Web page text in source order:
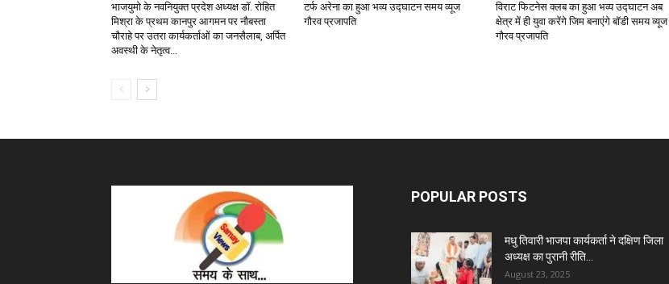
भाजयुमो के नवनियुक्त प्रदेश अध्यक्ष डॉ. रोहित
मिश्रा के प्रथम कानपुर आगमन पर नौबस्ता
चौराहे पर उतरा कार्यकर्ताओं का जनसैलाब, अर्पित
अवस्थी के नेतृत्व...
टर्फ अरेना का हुआ भव्य उद्घाटन समय व्यूज
गौरव प्रजापति
विराट फिटनेस क्लब का हुआ भव्य उद्घाटन अब
क्षेत्र में ही युवा करेंगे जिम बनाएंगे बॉडी समय व्यूज
गौरव प्रजापति
POPULAR POSTS
मधु तिवारी भाजपा कार्यकर्ता ने दक्षिण जिला
अध्यक्ष का पुरानी रीति...
August 23, 2025